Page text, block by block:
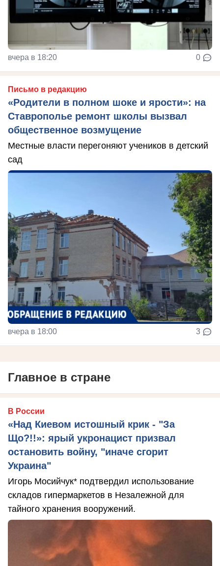
вчера в 18:20 0
Письмо в редакцию
«Родители в полном шоке и ярости»: на
Ставрополье ремонт школы вызвал
общественное возмущение
Местные власти перегоняют учеников в детский
сад
вчера в 18:00 3
Главное в стране
В России
«Над Киевом истошный крик - "За
Що?!!»: ярый укронацист призвал
остановить войну, "иначе сгорит
Украина"
Игорь Мосийчук* подтвердил использование
складов гипермаркетов в Незалежной для
тайного хранения вооружений.